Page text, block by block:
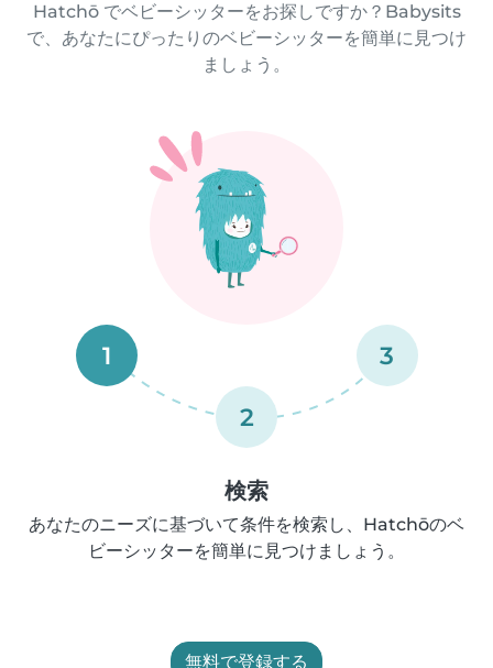
Hatchō でベビーシッターをお探しですか？Babysits
で、あなたにぴったりのベビーシッターを簡単に見つけ
ましょう。
1
2
3
検索
あなたのニーズに基づいて条件を検索し、Hatchōのベ
ビーシッターを簡単に見つけましょう。
無料で登録する